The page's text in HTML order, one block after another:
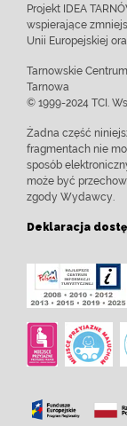
Projekt IDEA
wspierające
Unii Europejskiej
Tarnowskie
Tarnowa
© 1999-2024 TCI.
Żadna część
fragmentach nie
sposób
może być
zgody Wydawcy.
Deklaracja